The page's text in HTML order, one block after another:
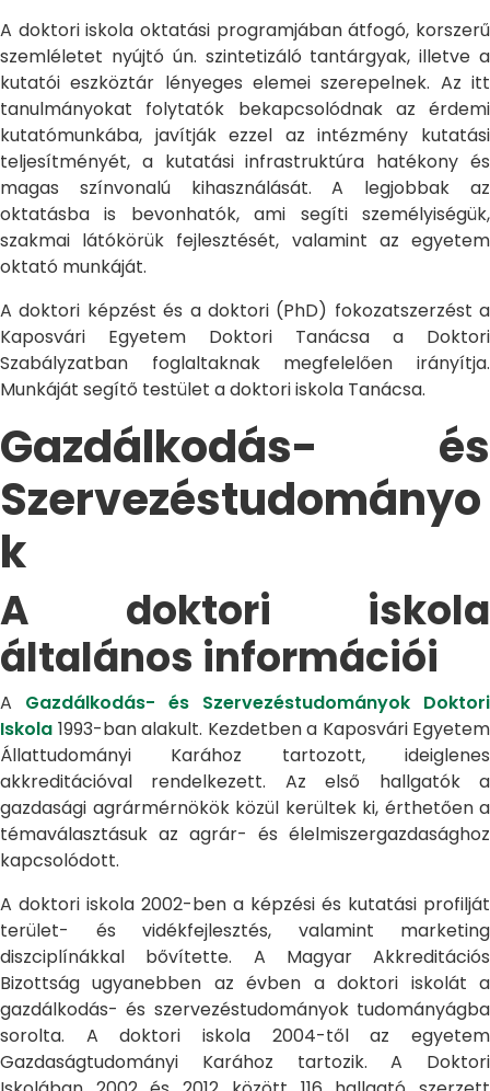
A doktori iskola oktatási programjában átfogó, korszerű
szemléletet nyújtó ún. szintetizáló tantárgyak, illetve a
kutatói eszköztár lényeges elemei szerepelnek. Az itt
tanulmányokat folytatók bekapcsolódnak az érdemi
kutatómunkába, javítják ezzel az intézmény kutatási
teljesítményét, a kutatási infrastruktúra hatékony és
magas színvonalú kihasználását. A legjobbak az
oktatásba is bevonhatók, ami segíti személyiségük,
szakmai látókörük fejlesztését, valamint az egyetem
oktató munkáját.
A doktori képzést és a doktori (PhD) fokozatszerzést a
Kaposvári Egyetem Doktori Tanácsa a Doktori
Szabályzatban foglaltaknak megfelelően irányítja.
Munkáját segítő testület a doktori iskola Tanácsa.
Gazdálkodás- és
Szervezéstudományo
k
A doktori iskola
általános információi
A Gazdálkodás- és Szervezéstudományok Doktori
Iskola 1993-ban alakult. Kezdetben a Kaposvári Egyetem
Állattudományi Karához tartozott, ideiglenes
akkreditációval rendelkezett. Az első hallgatók a
gazdasági agrármérnökök közül kerültek ki, érthetően a
témaválasztásuk az agrár- és élelmiszergazdasághoz
kapcsolódott.
A doktori iskola 2002-ben a képzési és kutatási profilját
terület- és vidékfejlesztés, valamint marketing
diszciplínákkal bővítette. A Magyar Akkreditációs
Bizottság ugyanebben az évben a doktori iskolát a
gazdálkodás- és szervezéstudományok tudományágba
sorolta. A doktori iskola 2004-től az egyetem
Gazdaságtudományi Karához tartozik. A Doktori